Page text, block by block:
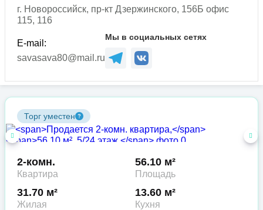
г. Новороссийск, пр-кт Дзержинского, 156Б офис
115, 116
E-mail:
savasava80@mail.ru
Мы в социальных сетях
Торг уместен
2-комн.
Квартира
56.10 м²
Площадь
31.70 м²
Жилая
13.60 м²
Кухня